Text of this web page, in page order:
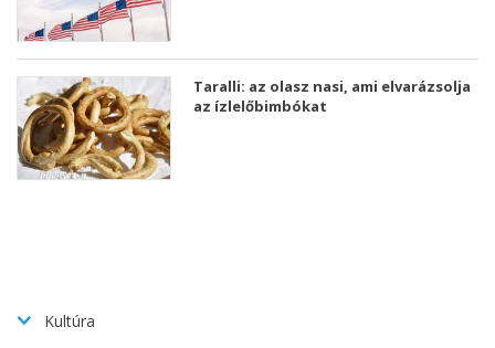
Taralli: az olasz nasi, ami elvarázsolja
az ízlelőbimbókat
Kultúra